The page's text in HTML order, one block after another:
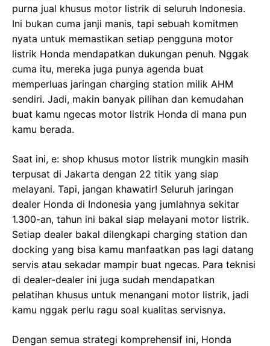
purna jual khusus motor listrik di seluruh Indonesia.
Ini bukan cuma janji manis, tapi sebuah komitmen
nyata untuk memastikan setiap pengguna motor
listrik Honda mendapatkan dukungan penuh. Nggak
cuma itu, mereka juga punya agenda buat
memperluas jaringan charging station milik AHM
sendiri. Jadi, makin banyak pilihan dan kemudahan
buat kamu ngecas motor listrik Honda di mana pun
kamu berada.
Saat ini, e: shop khusus motor listrik mungkin masih
terpusat di Jakarta dengan 22 titik yang siap
melayani. Tapi, jangan khawatir! Seluruh jaringan
dealer Honda di Indonesia yang jumlahnya sekitar
1.300-an, tahun ini bakal siap melayani motor listrik.
Setiap dealer bakal dilengkapi charging station dan
docking yang bisa kamu manfaatkan pas lagi datang
servis atau sekadar mampir buat ngecas. Para teknisi
di dealer-dealer ini juga sudah mendapatkan
pelatihan khusus untuk menangani motor listrik, jadi
kamu nggak perlu ragu soal kualitas servisnya.
Dengan semua strategi komprehensif ini, Honda